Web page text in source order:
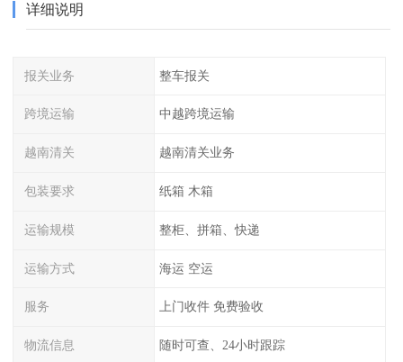
详细说明
报关业务 整车报关
跨境运输 中越跨境运输
越南清关 越南清关业务
包装要求 纸箱 木箱
运输规模 整柜、拼箱、快递
运输方式 海运 空运
服务 上门收件 免费验收
物流信息 随时可查、24小时跟踪